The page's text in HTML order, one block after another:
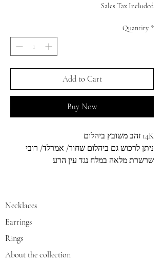
Sales Tax Included
Quantity *
Add to Cart
Buy Now
14K זהב משובץ ביהלום
ניתן לרכוש גם ביהלום שחור/ אמרלד/ רובי
שרשרת מלאה במלח נגד עין הרע
Necklaces
Earrings
Rings
About the collection